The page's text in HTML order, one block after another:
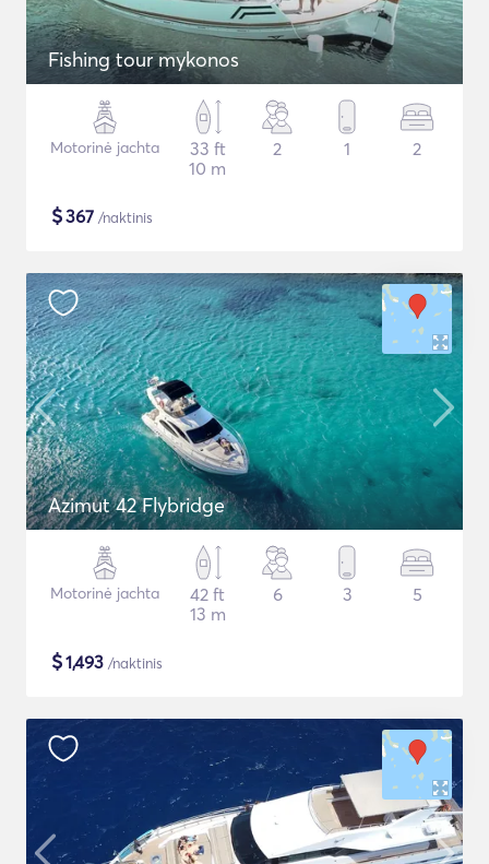
Fishing tour mykonos
Motorinė jachta
33 ft
10 m
2 1 2
$367 /naktinis
Azimut 42 Flybridge
Motorinė jachta
42 ft
13 m
6 3 5
$1,493 /naktinis